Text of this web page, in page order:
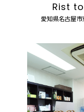
Rist
愛知県名古屋市